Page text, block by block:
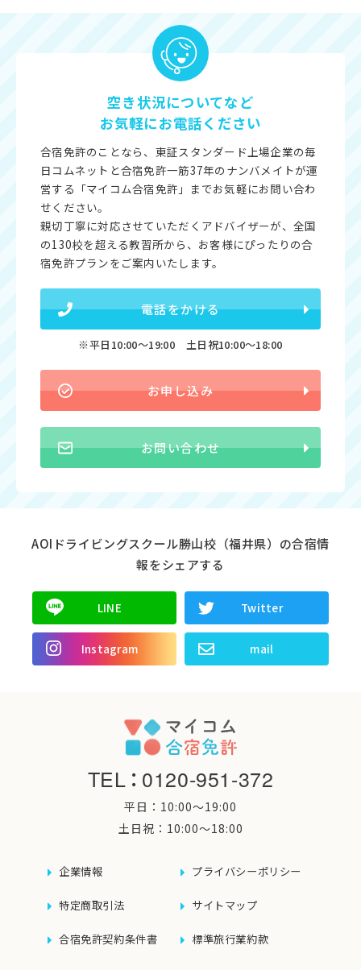
空き状況についてなど
お気軽にお電話ください
合宿免許のことなら、東証スタンダード上場企業の毎
日コムネットと合宿免許一筋37年のナンバメイトが運
営する「マイコム合宿免許」までお気軽にお問い合わ
せください。
親切丁寧に対応させていただくアドバイザーが、全国
の130校を超える教習所から、お客様にぴったりの合
宿免許プランをご案内いたします。
電話をかける
※平日10:00〜19:00 土日祝10:00〜18:00
お申し込み
お問い合わせ
AOIドライビングスクール勝山校（福井県）の合宿情
報をシェアする
LINE Twitter
Instagram mail
TEL：0120-951-372
平日：10:00〜19:00
土日祝：10:00〜18:00
企業情報 プライバシーポリシー
特定商取引法 サイトマップ
合宿免許契約条件書 標準旅行業約款